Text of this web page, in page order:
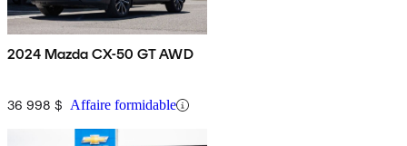
2024 Mazda CX-50 GT AWD
36 998 $ Affaire formidable